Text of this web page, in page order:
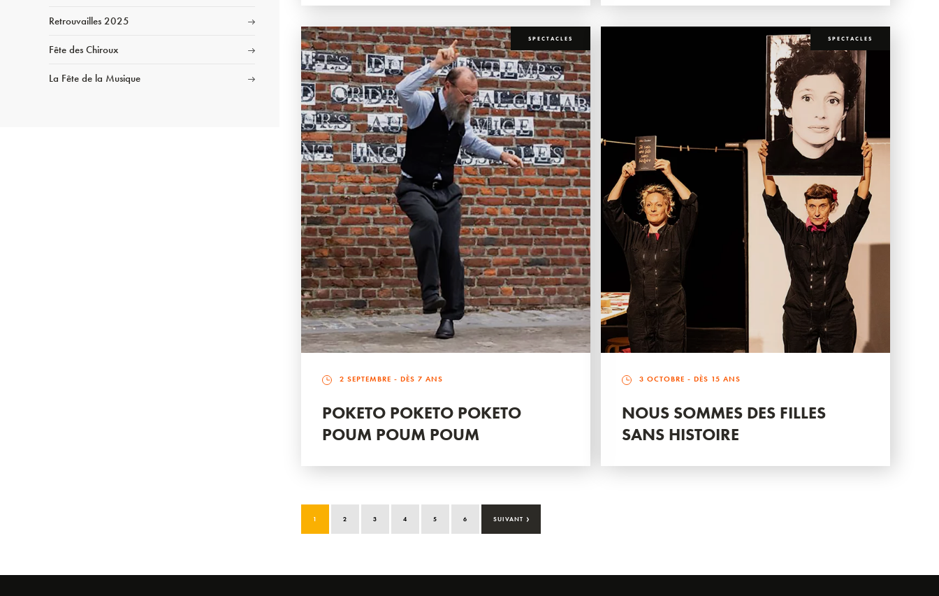
Retrouvailles 2025
Fête des Chiroux
La Fête de la Musique
SPECTACLES
2 SEPTEMBRE - DÈS 7 ANS
POKETO POKETO POKETO
POUM POUM POUM
SPECTACLES
3 OCTOBRE - DÈS 15 ANS
NOUS SOMMES DES FILLES
SANS HISTOIRE
1 2 3 4 5 6 SUIVANT ›